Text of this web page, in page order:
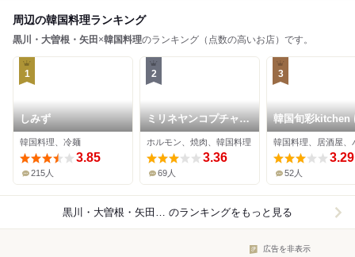
周辺の韓国料理ランキング
黒川・大曽根・矢田 ×韓国料理のランキング（点数の高いお店）です。
1
しみず
韓国料理、冷麺
3.85
215人
2
ミリネヤンコプチャン
名古屋大曽根店
ホルモン、焼肉、韓国料理
3.36
69人
3
韓国旬彩kitchen
り
韓国料理、居酒屋、
3.29
52人
黒川・大曽根・矢田×韓国料理 のランキングをもっと見る
広告を非表示